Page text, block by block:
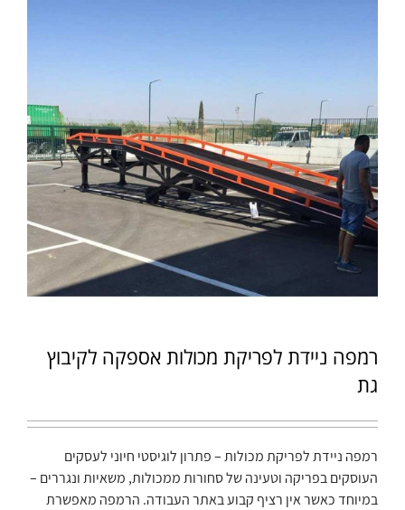
רמפה ניידת לפריקת מכולות אספקה לקיבוץ
גת
רמפה ניידת לפריקת מכולות – פתרון לוגיסטי חיוני לעסקים
העוסקים בפריקה וטעינה של סחורות ממכולות, משאיות ונגררים –
במיוחד כאשר אין רציף קבוע באתר העבודה. הרמפה מאפשרת